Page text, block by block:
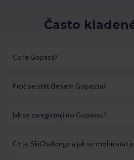
Často
Co je Gopass?
Proč se stát členem Gopassu?
Jak se zaregistruji do Gopassu?
Co je SkiChallenge a jak se mohu stát